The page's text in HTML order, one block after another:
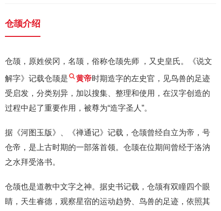
仓颉介绍
仓颉，原姓侯冈，名颉，俗称仓颉先师 ，又史皇氏。《说文
解字》记载仓颉是 黄帝时期造字的左史官，见鸟兽的足迹
受启发，分类别异，加以搜集、整理和使用，在汉字创造的
过程中起了重要作用，被尊为“造字圣人”。
据《河图玉版》、《禅通记》记载，仓颉曾经自立为帝，号
仓帝，是上古时期的一部落首领。仓颉在位期间曾经于洛汭
之水拜受洛书。
仓颉也是道教中文字之神。据史书记载，仓颉有双瞳四个眼
睛，天生睿德，观察星宿的运动趋势、鸟兽的足迹，依照其